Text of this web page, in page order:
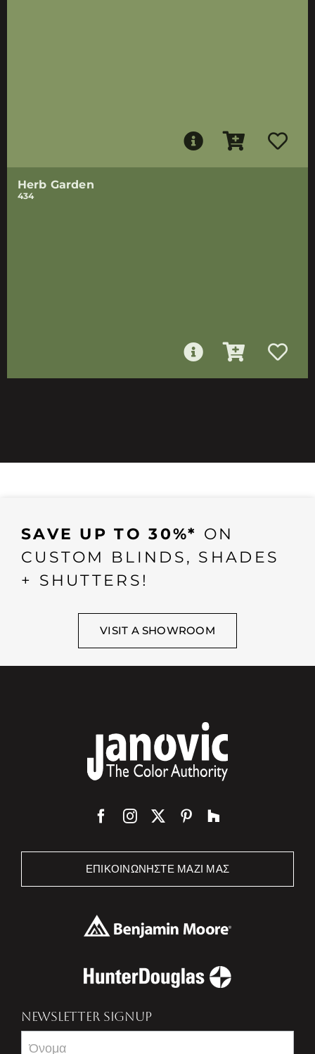
Herb Garden
434
SAVE UP TO 30%* ON
CUSTOM BLINDS, SHADES
+ SHUTTERS!
VISIT A SHOWROOM
ΕΠΙΚΟΙΝΩΝΉΣΤΕ ΜΑΖΊ ΜΑΣ
NEWSLETTER SIGNUP
Newsletter